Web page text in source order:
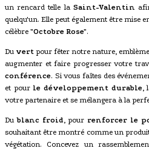
un rencard telle la Saint-Valentin
quelqu'un. Elle peut également être mise
célèbre "Octobre Rose".
Du vert pour fêter notre nature,
augmenter et faire progresser votre
conférence. Si vous faîtes des
et pour le développement durable,
votre partenaire et se mélangera à la
Dublanc froid, pour renforcer le
souhaitant être montré comme un
végétation. Concevez un